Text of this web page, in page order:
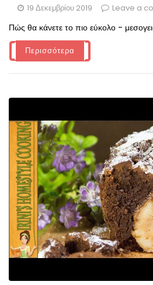
19 Δεκεμβρίου 2019
Leave a
Πώς θα κάνετε το πιο εύκολο -
Περισσότερα